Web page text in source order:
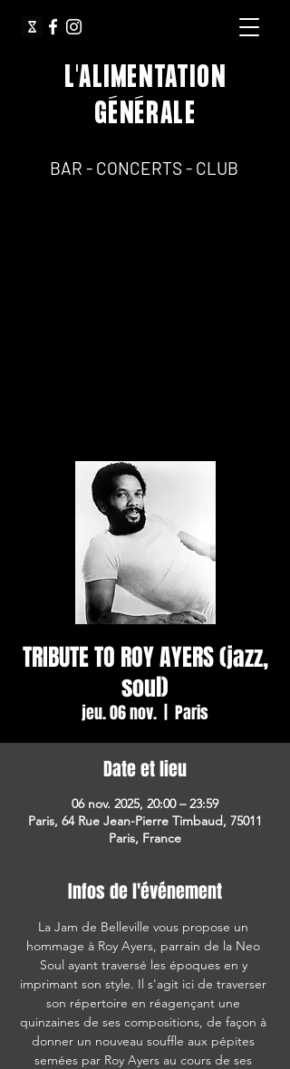
L'ALIMENTATION
GÉNÉRALE
BAR - CONCERTS - CLUB
TRIBUTE TO ROY AYERS (jazz,
soul)
jeu. 06 nov. Paris
Date et lieu
06 nov. 2025, 20:00 – 23:59
Paris, 64 Rue Jean-Pierre Timbaud, 75011
Paris, France
Infos de l'événement
La Jam de Belleville vous propose un
hommage à Roy Ayers, parrain de la Neo
Soul ayant traversé les époques en y
imprimant son style. Il s'agit ici de traverser
son répertoire en réagençant une
quinzaines de ses compositions, de façon à
donner un nouveau souffle aux pépites
semées par Roy Ayers au cours de ses